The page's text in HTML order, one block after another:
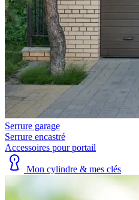
Serrure garage
Serrure encastré
Accessoires pour portail
Mon cylindre & mes clés